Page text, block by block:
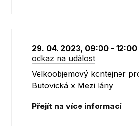
29. 04. 2023, 09:00 - 12:00
odkaz na událost
Velkoobjemový kontejner
Butovická x Mezi lány
Přejít na více informací